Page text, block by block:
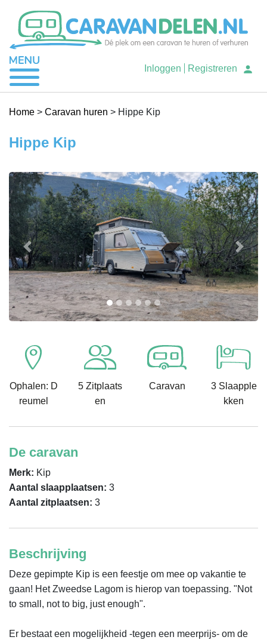
Je caravan verhuren
Help
Inloggen Registreren
Home > Caravan huren > Hippe Kip
Hippe Kip
Previous Next
Ophalen: D
reumel
5 Zitplaats
en
Caravan
3 Slaapple
kken
De caravan
Merk: Kip
Aantal slaapplaatsen: 3
Aantal zitplaatsen: 3
Beschrijving
Deze gepimpte Kip is een feestje om mee op vakantie te
gaan! Het Zweedse Lagom is hierop van toepassing. "Not
to small, not to big, just enough".
Er bestaat een mogelijkheid -tegen een meerprijs- om de